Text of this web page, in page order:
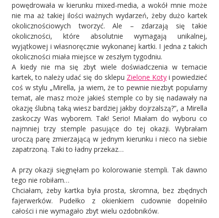
powędrowała w kierunku mixed-media, a wokół mnie może
nie ma aż takiej ilości ważnych wydarzeń, żeby dużo kartek
okolicznościowych tworzyć. Ale – zdarzają się takie
okoliczności, które absolutnie wymagają unikalnej,
wyjątkowej i własnoręcznie wykonanej kartki. I jedna z takich
okoliczności miała miejsce w zeszłym tygodniu.
A kiedy nie ma się zbyt wiele doświadczenia w temacie
kartek, to należy udać się do sklepu Zielone Kotyi powiedzieć
coś w stylu „Mirella, ja wiem, że to pewnie niezbyt popularny
temat, ale masz może jakieś stemple co by się nadawały na
okazję ślubną taką wiesz bardziej jakby dojrzalszą?”, a Mirella
zaskoczy Was wyborem. Tak! Serio! Miałam do wyboru co
najmniej trzy stemple pasujące do tej okazji. Wybrałam
uroczą parę zmierzającą w jednym kierunku i nieco na siebie
zapatrzoną. Taki to ładny przekaz…
A przy okazji sięgnęłam po kolorowanie stempli. Tak dawno
tego nie robiłam…
Chciałam, żeby kartka była prosta, skromna, bez zbędnych
fajerwerków. Pudełko z okienkiem cudownie dopełniło
całości i nie wymagało zbyt wielu ozdobników.